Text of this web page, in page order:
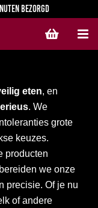
bezorgd
eten, en
. We
grote
keuzes.
producten
we onze
precisie. Of je nu
of andere